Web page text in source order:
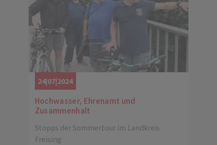
24|07|2024
Hochwasser, Ehrenamt und
Zusammenhalt
Stopps der Sommertour im Landkreis
Freising